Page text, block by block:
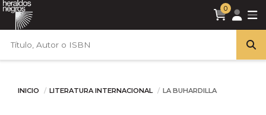
0
INICIO LITERATURA INTERNACIONAL LA BUHARDILLA